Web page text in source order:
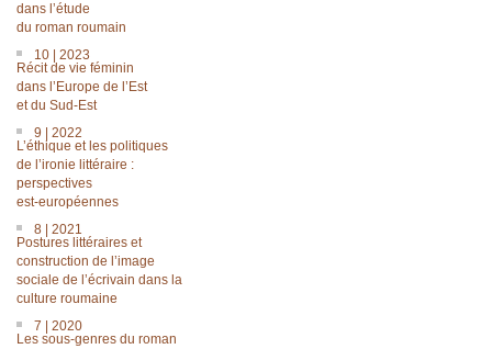
dans lʼétude
du roman roumain
10 | 2023
Récit de vie féminin
dans l’Europe de l’Est
et du Sud-Est
9 | 2022
L’éthique et les politiques
de l’ironie littéraire :
perspectives
est-européennes
8 | 2021
Postures littéraires et
construction de l’image
sociale de l’écrivain dans la
culture roumaine
7 | 2020
Les sous-genres du roman